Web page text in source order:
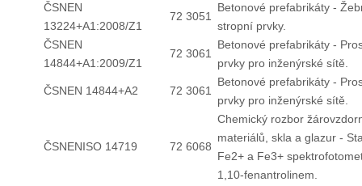
ČSNEN
13224+A1:2008/Z1
72 3051
Betonové prefabrikáty -
stropní prvky.
ČSNEN
14844+A1:2009/Z1
72 3061
Betonové prefabrikáty -
prvky pro inženýrské sítě.
ČSNEN 14844+A2 72 3061
Betonové prefabrikáty -
prvky pro inženýrské sítě.
ČSNENISO 14719 72 6068
Chemický rozbor
materiálů, skla a glazur -
Fe2+ a Fe3+
1,10-fenantrolinem.